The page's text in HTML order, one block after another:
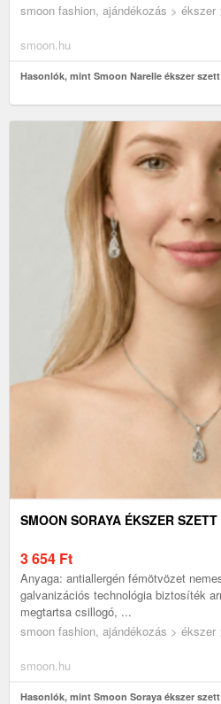
smoon fashion, ajándékozás >
smoon.hu
Hasonlók, mint Smoon Narelle ékszer
SMOON SORAYA ÉKSZER
3 654 Ft
Anyaga: antiallergén fémötvözet
galvanizációs technológia biztosíték
megtartsa csillogó, ...
smoon fashion, ajándékozás >
smoon.hu
Hasonlók, mint Smoon Soraya ékszer